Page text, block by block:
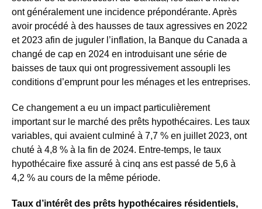
ont généralement une incidence prépondérante. Après
avoir procédé à des hausses de taux agressives en 2022
et 2023 afin de juguler l’inflation, la Banque du Canada a
changé de cap en 2024 en introduisant une série de
baisses de taux qui ont progressivement assoupli les
conditions d’emprunt pour les ménages et les entreprises.
Ce changement a eu un impact particulièrement
important sur le marché des prêts hypothécaires. Les taux
variables, qui avaient culminé à 7,7 % en juillet 2023, ont
chuté à 4,8 % à la fin de 2024. Entre-temps, le taux
hypothécaire fixe assuré à cinq ans est passé de 5,6 à
4,2 % au cours de la même période.
Taux d’intérêt des prêts hypothécaires résidentiels,